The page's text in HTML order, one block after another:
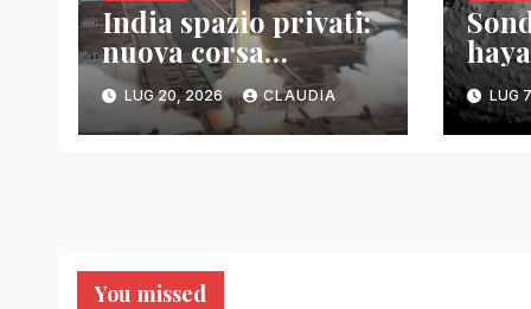
India spazio privati:
nuova corsa
tecnologica
LUG 20, 2026 CLAUDIA LUG
You missed